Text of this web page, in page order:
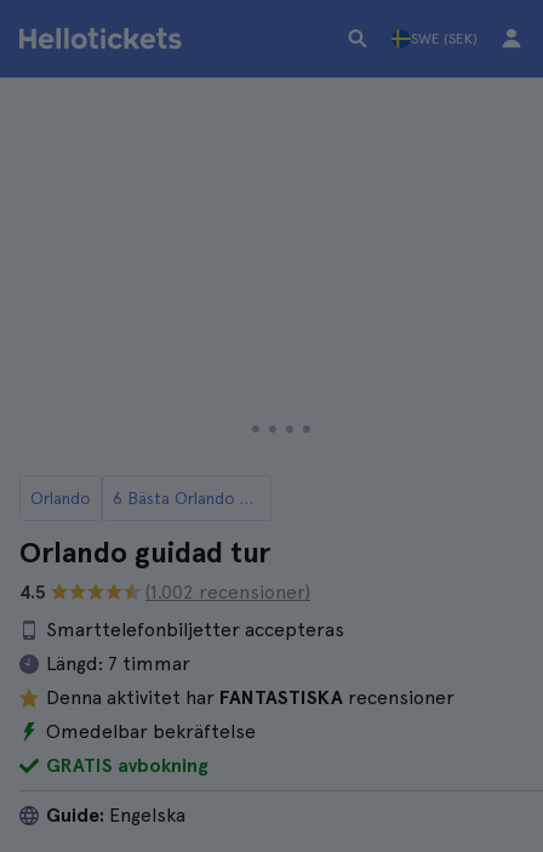
SWE (SEK)
Orlando 6 Bästa Orlando Rundturer
Orlando guidad tur
4.5
(1.002 recensioner)
Smarttelefonbiljetter accepteras
Längd: 7 timmar
Denna aktivitet har FANTASTISKA recensioner
Omedelbar bekräftelse
GRATIS avbokning
Guide: Engelska